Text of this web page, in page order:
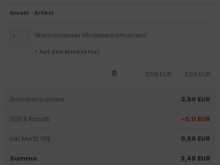
Anzahl Artikel
Wachsmesser Modelierinstrument
Auf den Merkzettel
3,59 EUR
3,59 EUR
Zwischensumme: 3,59 EUR
3.00 % Rabatt: -0,11 EUR
inkl. MwSt. 19%: 0,56 EUR
Summe:
3,48 EUR